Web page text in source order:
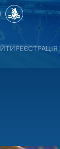
РЕЄСТРАЦІЯ